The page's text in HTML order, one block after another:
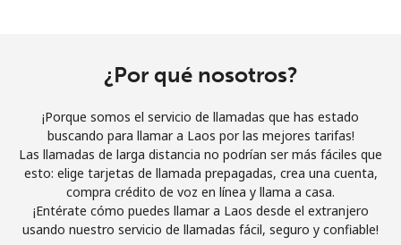
Únete
¡Hola!
Inicia sesión oREGÍSTRATE →
¿Por qué nosotros?
¡Porque somos el servicio de llamadas que has estado
buscando para llamar a Laos por las mejores tarifas!
Las llamadas de larga distancia no podrían ser más fáciles que
esto: elige tarjetas de llamada prepagadas, crea una cuenta,
compra crédito de voz en línea y llama a casa.
¡Entérate cómo puedes llamar a Laos desde el extranjero
usando nuestro servicio de llamadas fácil, seguro y confiable!